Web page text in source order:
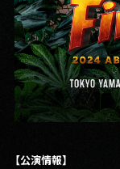
【公演情報】